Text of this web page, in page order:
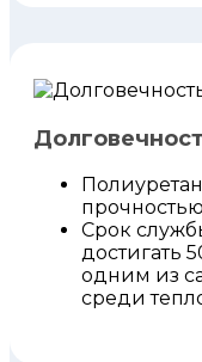
Срок
достигать
одним из
среди